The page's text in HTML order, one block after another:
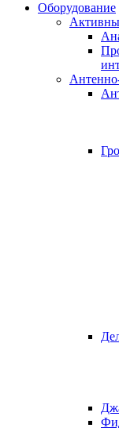
Оборудование